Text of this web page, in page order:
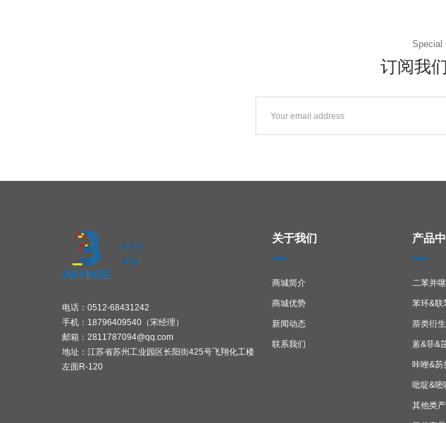
Special
订阅我
OLED
商城
电话：0512-68431242
手机：18796409540（宋经理）
邮箱：2811787094@qq.com
地址：江苏省苏州工业园区长阳街425号飞翔化工楼
左面R-120
关于我们
商城简介
商城优势
新闻动态
联系我们
产品
二苯并
苯环&联
萘类衍
蒽&菲&
咔唑&芴
吡啶&嘧
其他类